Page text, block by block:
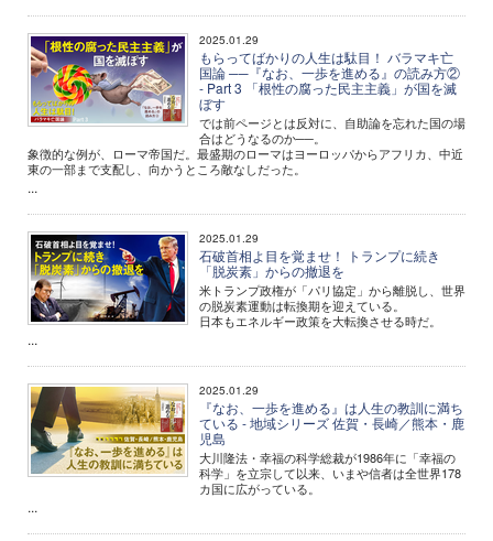
2025.01.29
もらってばかりの人生は駄目！ バラマキ亡
国論 ──『なお、一歩を進める』の読み方②
- Part 3 「根性の腐った民主主義」が国を滅
ぼす
では前ページとは反対に、自助論を忘れた国の場
合はどうなるのか──。
象徴的な例が、ローマ帝国だ。最盛期のローマはヨーロッパからアフリカ、中近
東の一部まで支配し、向かうところ敵なしだった。
...
2025.01.29
石破首相よ目を覚ませ！ トランプに続き
「脱炭素」からの撤退を
米トランプ政権が「パリ協定」から離脱し、世界
の脱炭素運動は転換期を迎えている。
日本もエネルギー政策を大転換させる時だ。
...
2025.01.29
『なお、一歩を進める』は人生の教訓に満ち
ている - 地域シリーズ 佐賀・長崎／熊本・鹿
児島
大川隆法・幸福の科学総裁が1986年に「幸福の
科学」を立宗して以来、いまや信者は全世界178
カ国に広がっている。
...